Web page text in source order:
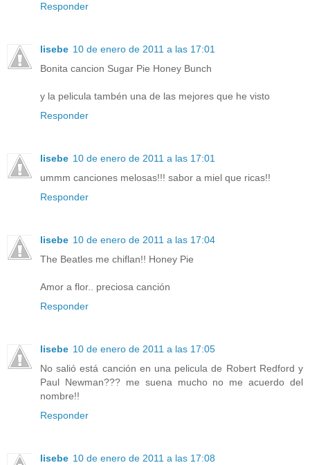
Responder
lisebe 10 de enero de 2011 a las 17:01
Bonita cancion Sugar Pie Honey Bunch
y la pelicula tambén una de las mejores que he visto
Responder
lisebe 10 de enero de 2011 a las 17:01
ummm canciones melosas!!! sabor a miel que ricas!!
Responder
lisebe 10 de enero de 2011 a las 17:04
The Beatles me chiflan!! Honey Pie
Amor a flor.. preciosa canción
Responder
lisebe 10 de enero de 2011 a las 17:05
No salió está canción en una pelicula de Robert Redford y
Paul Newman??? me suena mucho no me acuerdo del
nombre!!
Responder
lisebe 10 de enero de 2011 a las 17:08